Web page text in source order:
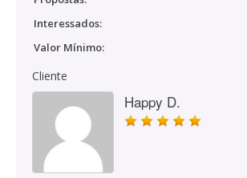
Interessados:
Valor Mínimo:
Cliente
Happy D.